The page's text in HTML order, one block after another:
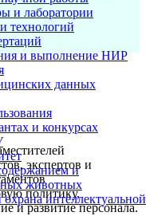
и лаборатории
технологий
и выполнение НИР
данных
и конкурсах
и
животных
интеллектуальной
экспертов и
политику,
и развитие персонала.